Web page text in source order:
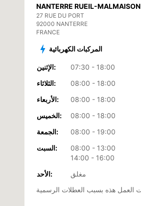
NANTERRE RUEIL-MALMAISON
27 RUE DU PORT
92000 NANTERRE
FRANCE
المركبات الكهربائية
الإثنين:
07:30 - 18:00
الثلاثاء:
08:00 - 18:00
الأربعاء:
08:00 - 18:00
الخميس:
08:00 - 18:00
الجمعة:
08:00 - 19:00
السبت:
08:00 - 13:00
14:00 - 16:00
الأحد:
مغلق